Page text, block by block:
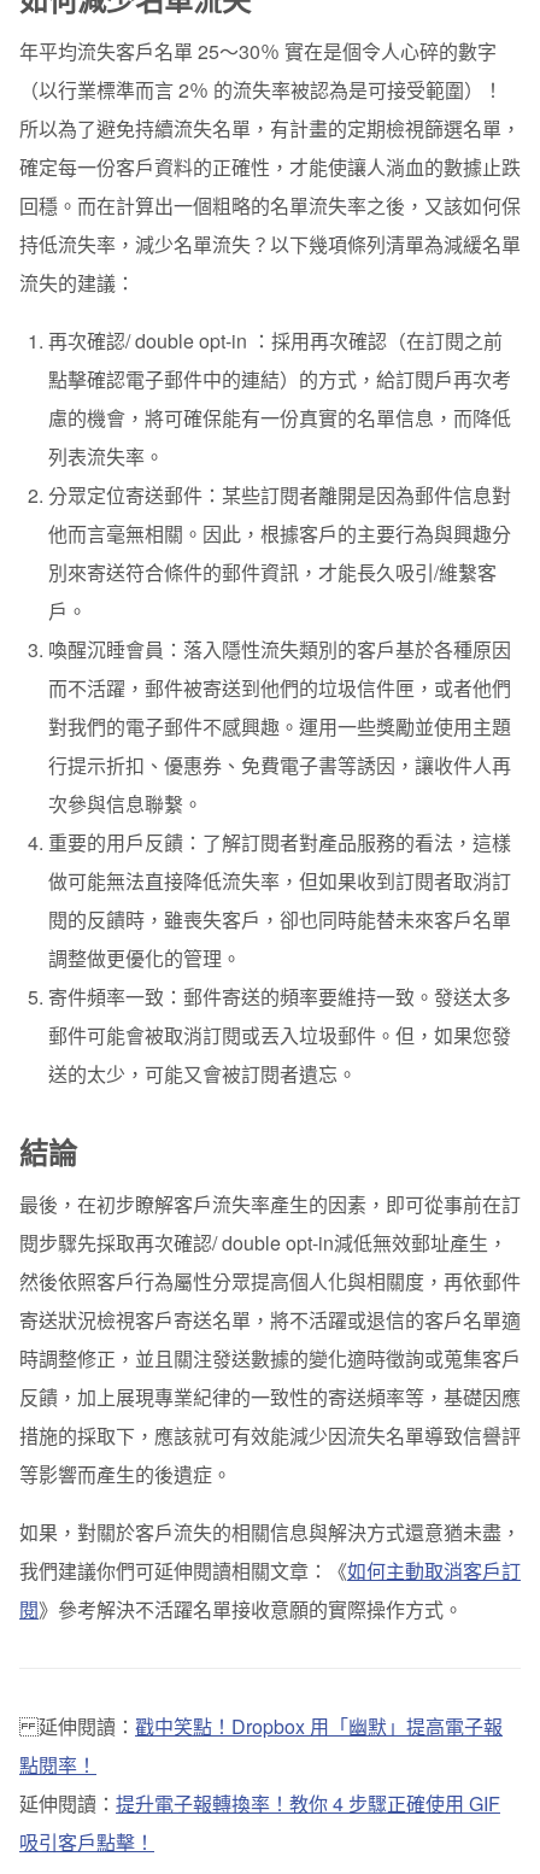
年平均流失客戶名單 25～30％ 實在是個令人心碎的數字
（以行業標準而言 2％ 的流失率被認為是可接受範圍）！
所以為了避免持續流失名單，有計畫的定期檢視篩選名單，
確定每一份客戶資料的正確性，才能使讓人淌血的數據止跌
回穩。 而在計算出一個粗略的名單流失率之後，又該如何保
持低流失率，減少名單流失？以下幾項條列清單為減緩名單
流失的建議：
再次確認/ double opt-in ： 採用再次確認（在訂閱之前
點擊確認電子郵件中的連結）的方式，給訂閱戶再次考
慮的機會，將可確保能有一份真實的名單信息，而降低
列表流失率。
分眾定位寄送郵件 ：某些訂閱者離開是因為郵件信息對
他而言毫無相關。因此，根據客戶的主要行為與興趣分
別來寄送符合條件的郵件資訊，才能長久吸引/維繫客
戶。
喚醒沉睡會員： 落入隱性流失類別的客戶基於各種原因
而不活躍，郵件被寄送到他們的垃圾信件匣，或者他們
對我們的電子郵件不感興趣。運用一些獎勵並使用主題
行提示折扣、優惠券、免費電子書等誘因，讓收件人再
次參與信息聯繫。
重要的用戶反饋： 了解訂閱者對產品服務的看法，這樣
做可能無法直接降低流失率，但如果收到訂閱者取消訂
閱的反饋時，雖喪失客戶，卻也同時能替未來客戶名單
調整做更優化的管理。
寄件頻率一致： 郵件寄送的頻率要維持一致。發送太多
郵件可能會被取消訂閱或丟入垃圾郵件。但，如果您發
送的太少，可能又會被訂閱者遺忘。
結論
最後，在初步瞭解客戶流失率產生的因素，即可從事前在訂
閱步驟先採取再次確認/ double opt-in減低無效郵址產生，
然後依照客戶行為屬性分眾提高個人化與相關度，再依郵件
寄送狀況檢視客戶寄送名單，將不活躍或退信的客戶名單適
時調整修正，並且關注發送數據的變化適時徵詢或蒐集客戶
反饋，加上展現專業紀律的一致性的寄送頻率等，基礎因應
措施的採取下，應該就可有效能減少因流失名單導致信譽評
等影響而產生的後遺症。
如果，對關於客戶流失的相關信息與解決方式還意猶未盡，
我們建議你們可延伸閱讀相關文章：《如何主動取消客戶訂
閱》參考解決不活躍名單接收意願的實際操作方式。
延伸閱讀： 戳中笑點！Dropbox 用「幽默」提高電子報
點閱率！
延伸閱讀： 提升電子報轉換率！教你 4 步驟正確使用 GIF
吸引客戶點擊！